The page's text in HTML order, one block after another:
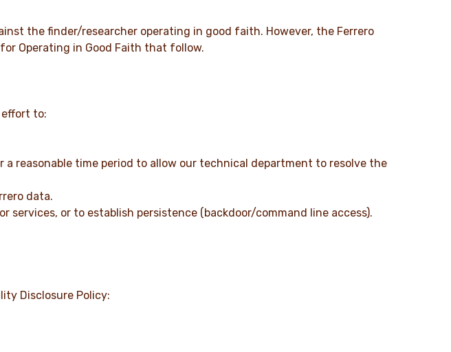
the finder/researcher operating in good faith. However, the Ferrero
Operating in Good Faith that follow.
to:
time period to allow our technical department to resolve the
data.
or to establish persistence (backdoor/command line access).
Disclosure Policy: